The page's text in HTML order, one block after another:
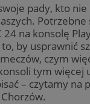
pady, kto nie
Potrzebne
24 na konsolę
by usprawnić
czym
tym więcej
– czytamy na